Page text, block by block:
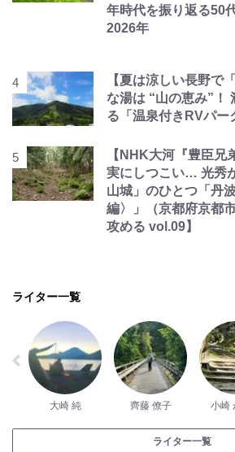
年時代を振り返る50
2026年
【夏は涼しい長野で
な湯は “山の恵み”！
る「温泉付きRVパ
【NHK大河『豊臣兄
実にしつこい… 光秀
山城」のひとつ「丹
編〉」（京都府京都
攻める vol.09】
ライター一覧
大崎 純 齊藤 僚子 小崎
ライター一覧